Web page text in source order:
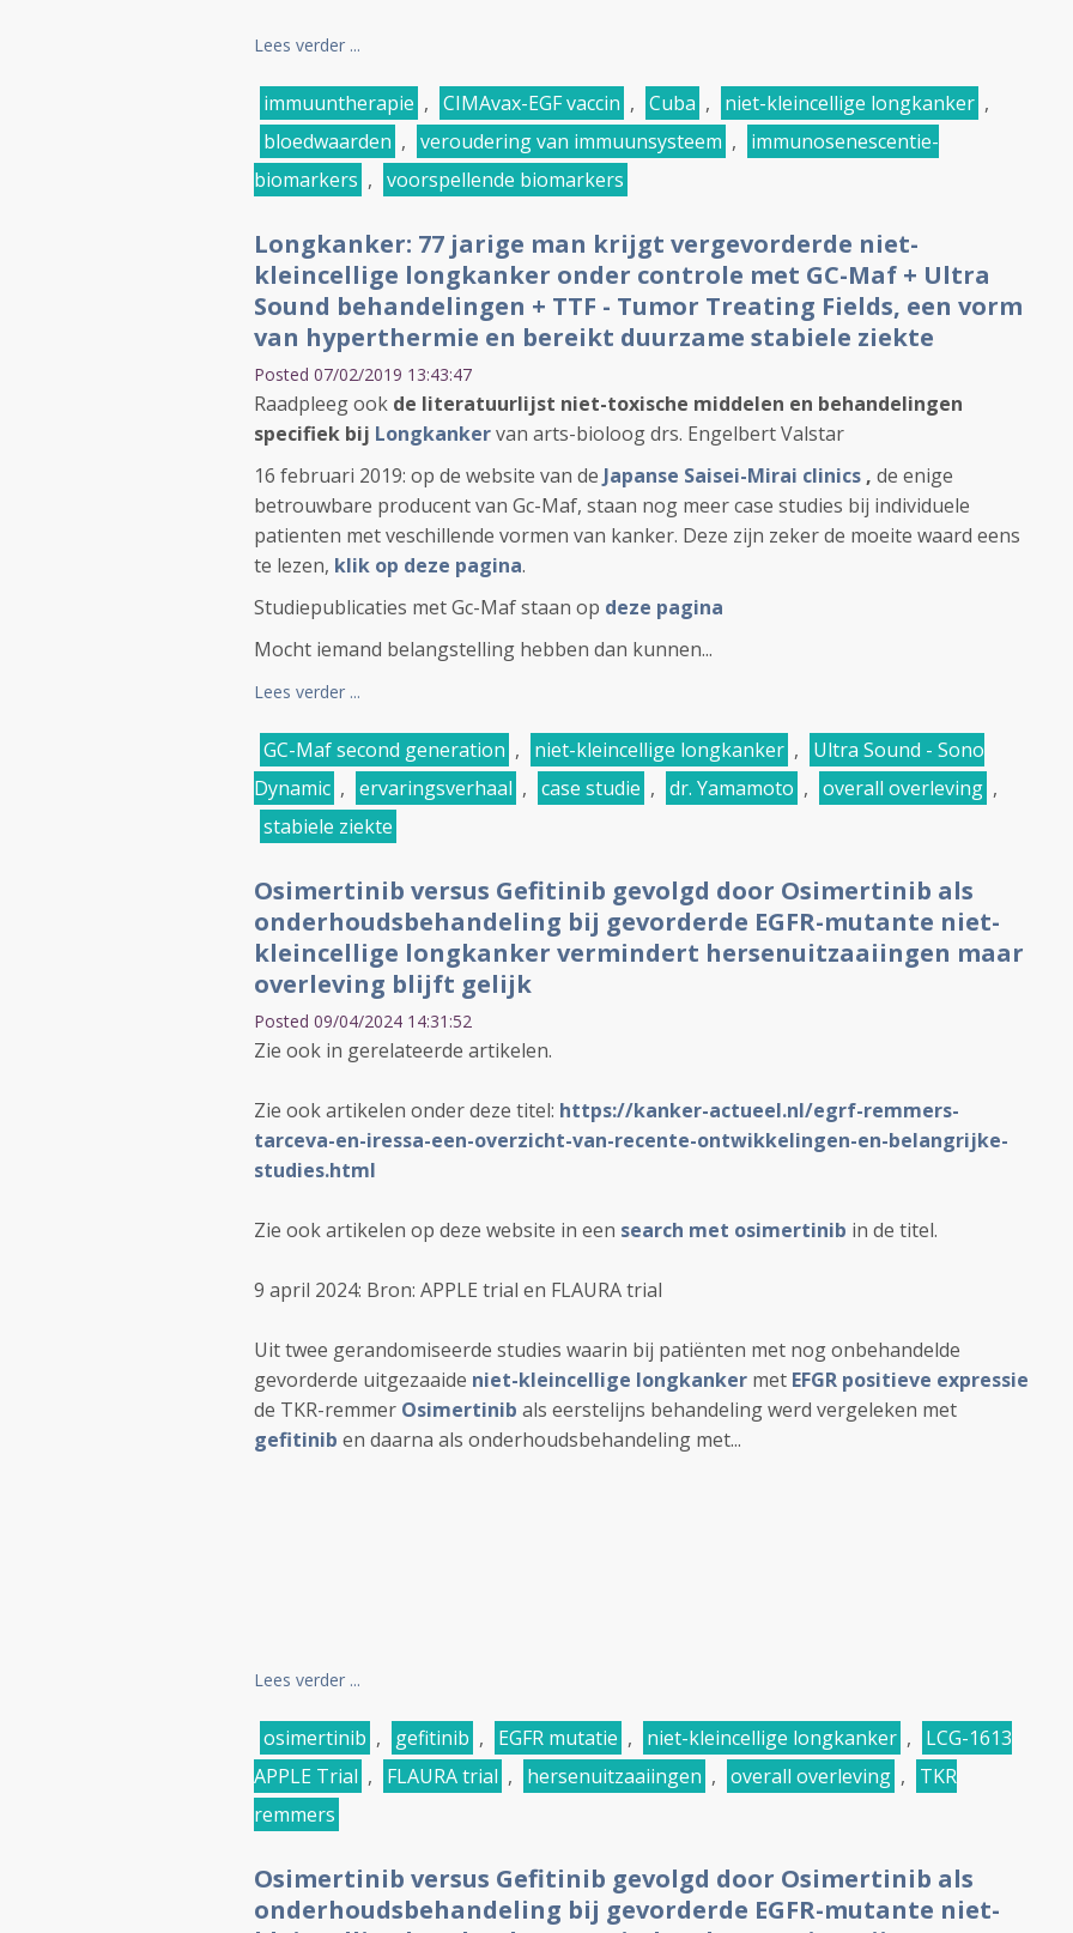
Lees verder ...
immuuntherapie , CIMAvax-EGF vaccin , Cuba , niet-kleincellige longkanker ,
bloedwaarden , veroudering van immuunsysteem ,
immunosenescentie-
biomarkers , voorspellende biomarkers
Longkanker: 77 jarige man krijgt vergevorderde niet-
kleincellige longkanker onder controle met GC-Maf + Ultra
Sound behandelingen + TTF - Tumor Treating Fields, een vorm
van hyperthermie en bereikt duurzame stabiele ziekte
Posted 07/02/2019 13:43:47
Raadpleeg ook de literatuurlijst niet-toxische middelen en behandelingen
specifiek bij Longkankervan arts-bioloog drs. Engelbert Valstar
16 februari 2019: op de website van de Japanse Saisei-Mirai clinics , de enige
betrouwbare producent van Gc-Maf, staan nog meer case studies bij individuele
patienten met veschillende vormen van kanker. Deze zijn zeker de moeite waard eens
te lezen, klik op deze pagina.
Studiepublicaties met Gc-Maf staan op deze pagina
Mocht iemand belangstelling hebben dan kunnen...
Lees verder ...
GC-Maf second generation , niet-kleincellige longkanker ,
Ultra Sound - Sono
Dynamic , ervaringsverhaal , case studie , dr. Yamamoto , overall overleving ,
stabiele ziekte
Osimertinib versus Gefitinib gevolgd door Osimertinib als
onderhoudsbehandeling bij gevorderde EGFR-mutante niet-
kleincellige longkanker vermindert hersenuitzaaiingen maar
overleving blijft gelijk
Posted 09/04/2024 14:31:52
Zie ook in gerelateerde artikelen.
Zie ook artikelen onder deze titel: https://kanker-actueel.nl/egrf-remmers-
tarceva-en-iressa-een-overzicht-van-recente-ontwikkelingen-en-belangrijke-
studies.html
Zie ook artikelen op deze website in een search met osimertinib in de titel.
9 april 2024: Bron: APPLE trial en FLAURA trial
Uit twee gerandomiseerde studies waarin bij patiënten met nog onbehandelde
gevorderde uitgezaaide niet-kleincellige longkanker met EFGR positieve expressie
de TKR-remmer Osimertinib als eerstelijns behandeling werd vergeleken met
gefitinib en daarna als onderhoudsbehandeling met...
Lees verder ...
osimertinib , gefitinib , EGFR mutatie , niet-kleincellige longkanker ,
LCG-1613
APPLE Trial , FLAURA trial , hersenuitzaaiingen , overall overleving ,
TKR
remmers
Osimertinib versus Gefitinib gevolgd door Osimertinib als
onderhoudsbehandeling bij gevorderde EGFR-mutante niet-